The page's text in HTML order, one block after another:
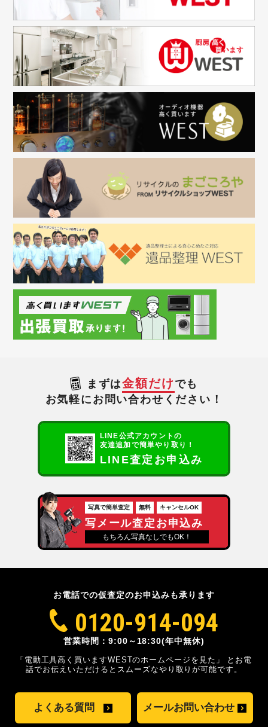
まずは金額だけ でも
お気軽にお問い合わせください！
LINE公式アカウントの
友達追加で簡単やり取り！
LINE査定お申込み
写真で簡単査定 無料 キャンセルOK
写メール査定お申込み
もちろん写真なしでもOK！
お電話での仮査定のお申込みも承ります
0120-914-094
営業時間：9:00～18:30(年中無休)
「電動工具高く買いますWESTのホームページを見た」
とお電
話でお伝えいただけるとスムーズなやり取りが可能です。
よくある質問 メールお問い合わせ